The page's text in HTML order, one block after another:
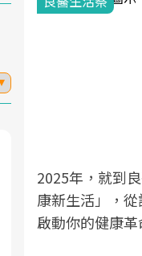
良醫健康網從
透過醫學觀點
亞健康的認知，